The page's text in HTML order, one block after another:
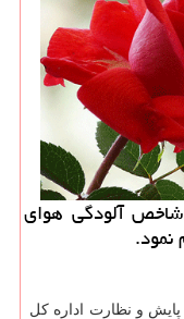
آلودگی هوای
و نظارت اداره كل